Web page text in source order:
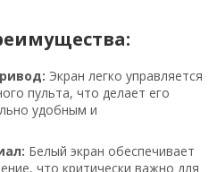
Экран легко управляется
пульта, что делает его
удобным и
Белый экран обеспечивает
что критически важно для